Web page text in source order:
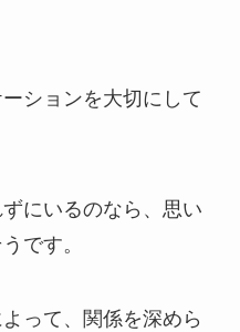
ションを大切にして
にいるのなら、思い
です。
って、関係を深めら